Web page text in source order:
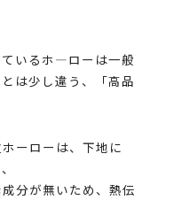
いるホ―ローは一般
は少し違う、「高品
ーローは、下地に
分が無いため、熱伝